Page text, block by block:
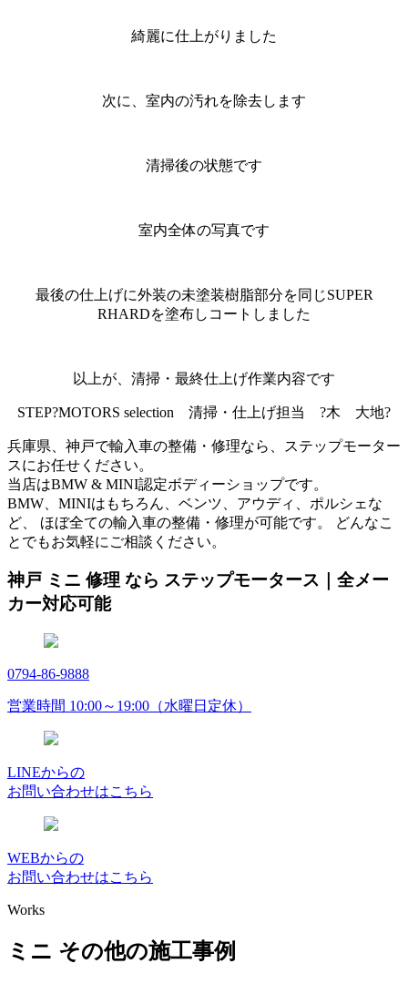
綺麗に仕上がりました
次に、室内の汚れを除去します
清掃後の状態です
室内全体の写真です
最後の仕上げに外装の未塗装樹脂部分を同じSUPER
RHARDを塗布しコートしました
以上が、清掃・最終仕上げ作業内容です
STEP?MOTORS selection 清掃・仕上げ担当 ?木 大地?
兵庫県、神戸で輸入車の整備・修理なら、ステップモーター
スにお任せください。
当店はBMW & MINI認定ボディーショップです。
BMW、MINIはもちろん、ベンツ、アウディ、ポルシェな
ど、 ほぼ全ての輸入車の整備・修理が可能です。 どんなこ
とでもお気軽にご相談ください。
神戸 ミニ 修理 なら ステップモータース｜全メー
カー対応可能
0794-86-9888
営業時間 10:00～19:00（水曜日定休）
LINEからの
お問い合わせはこちら
WEBからの
お問い合わせはこちら
Works
ミニ その他の施工事例